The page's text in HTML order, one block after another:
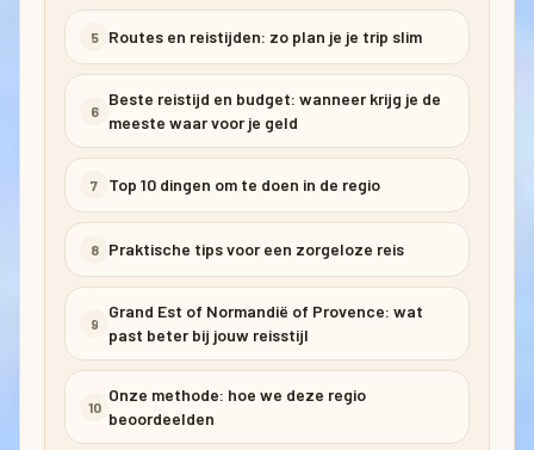
5 Routes en reistijden: zo plan je je trip slim
6
Beste reistijd en budget: wanneer krijg je de
meeste waar voor je geld
7 Top 10 dingen om te doen in de regio
8 Praktische tips voor een zorgeloze reis
9
Grand Est of Normandië of Provence: wat
past beter bij jouw reisstijl
10
Onze methode: hoe we deze regio
beoordeelden